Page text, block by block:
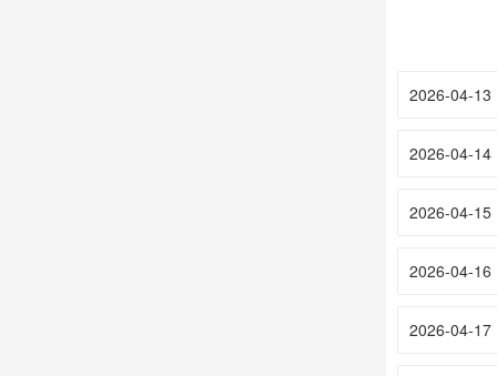
2026-04-13
2026-04-14
2026-04-15
2026-04-16
2026-04-17